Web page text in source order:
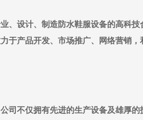
、设计、制造防水鞋服设备的高科
于产品开发、市场推广、网络营销
司不仅拥有先进的生产设备及雄厚